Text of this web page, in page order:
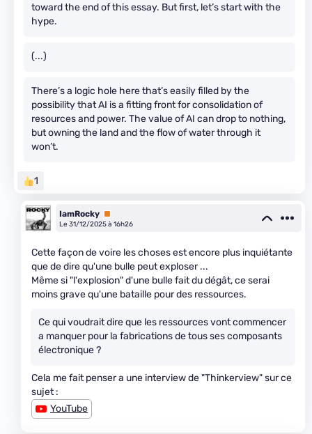
toward the end of this essay. But first, let’s start with the
hype.
(...)
There’s a logic hole here that’s easily filled by the
possibility that AI is a fitting front for consolidation of
resources and power. The value of AI can drop to nothing,
but owning the land and the flow of water through it
won’t.
1
IamRocky Premium
Le 31/12/2025 à 16h26
Cette façon de voire les choses est encore plus inquiétante
que de dire qu'une bulle peut exploser ...
Même si "l'explosion" d'une bulle fait du dégât, ce serai
moins grave qu'une bataille pour des ressources.
Ce qui voudrait dire que les ressources vont commencer
a manquer pour la fabrications de tous ses composants
électronique ?
Cela me fait penser a une interview de "Thinkerview" sur ce
sujet :
YouTube